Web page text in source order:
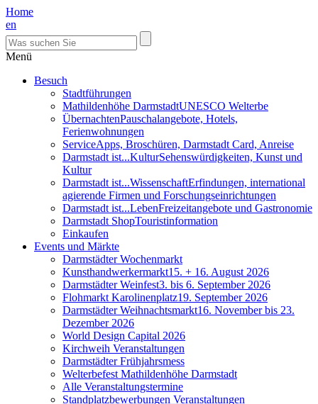
Home
en
Menü
Besuch
Stadtführungen
Mathildenhöhe DarmstadtUNESCO Welterbe
ÜbernachtenPauschalangebote, Hotels,
Ferienwohnungen
ServiceApps, Broschüren, Darmstadt Card, Anreise
Darmstadt ist...KulturSehenswürdigkeiten, Kunst und
Kultur
Darmstadt ist...WissenschaftErfindungen, international
agierende Firmen und Forschungseinrichtungen
Darmstadt ist...LebenFreizeitangebote und Gastronomie
Darmstadt ShopTouristinformation
Einkaufen
Events und Märkte
Darmstädter Wochenmarkt
Kunsthandwerkermarkt15. + 16. August 2026
Darmstädter Weinfest3. bis 6. September 2026
Flohmarkt Karolinenplatz19. September 2026
Darmstädter Weihnachtsmarkt16. November bis 23.
Dezember 2026
World Design Capital 2026
Kirchweih Veranstaltungen
Darmstädter Frühjahrsmess
Welterbefest Mathildenhöhe Darmstadt
Alle Veranstaltungstermine
Standplatzbewerbungen Veranstaltungen